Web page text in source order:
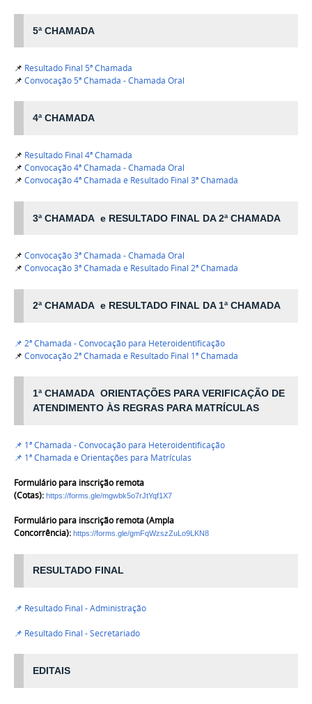
5ª CHAMADA
📌 Resultado Final 5ª Chamada
📌 Convocação 5ª Chamada - Chamada Oral
4ª CHAMADA
📌 Resultado Final 4ª Chamada
📌 Convocação 4ª Chamada - Chamada Oral
📌 Convocação 4ª Chamada e Resultado Final 3ª Chamada
3ª CHAMADA e RESULTADO FINAL DA 2ª CHAMADA
📌 Convocação 3ª Chamada - Chamada Oral
📌 Convocação 3ª Chamada e Resultado Final 2ª Chamada
2ª CHAMADA e RESULTADO FINAL DA 1ª CHAMADA
📌 2ª Chamada - Convocação para Heteroidentificação
📌 Convocação 2ª Chamada e Resultado Final 1ª Chamada
1ª CHAMADA ORIENTAÇÕES PARA VERIFICAÇÃO DE
ATENDIMENTO ÀS REGRAS PARA MATRÍCULAS
📌 1ª Chamada - Convocação para Heteroidentificação
📌 1ª Chamada e Orientações para Matrículas
Formulário para inscrição remota
(Cotas): https://forms.gle/mgwbk5o7rJtYqf1X7
Formulário para inscrição remota (Ampla
Concorrência): https://forms.gle/gmFqWzszZuLo9LKN8
RESULTADO FINAL
📌 Resultado Final - Administração
📌 Resultado Final - Secretariado
EDITAIS